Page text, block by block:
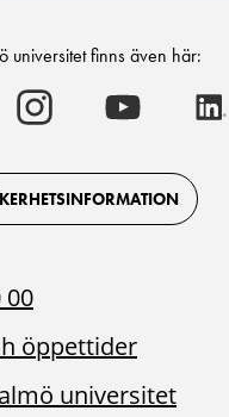
universitet finns även här:
Malmö
universitet
on
Instagram
Malmö
universitet
on
Youtube
00
öppettider
universitet